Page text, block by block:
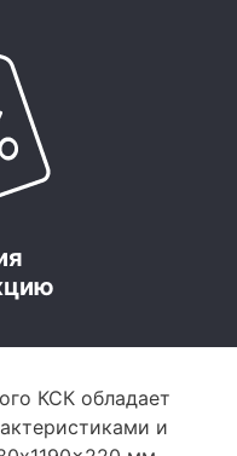
КСК обладает
и